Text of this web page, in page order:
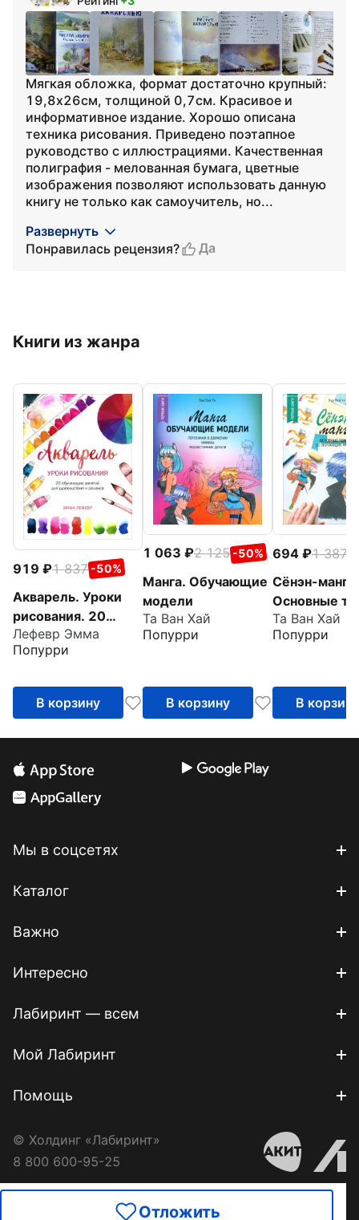
Отложить
Мягкая обложка, формат достаточно крупный:
19,8х26см, толщиной 0,7см. Красивое и
информативное издание. Хорошо описана
техника рисования. Приведено поэтапное
руководство с иллюстрациями. Качественная
полиграфия - мелованная бумага, цветные
изображения позволяют использовать данную
книгу не только как самоучитель, но...
Развернуть
Понравилась рецензия?
Да
Книги из жанра
919 1 837 -50%
Акварель. Уроки
рисования. 20
обучающих занятий
для удовольствия и
Лефевр Эмма
Попурри
В корзину
1 063 2 125 -50%
Манга. Обучающие
модели
Та Ван Хай
Попурри
В корзину
694 1 387
Сёнэн-манга.
Основные
Та Ван Хай
Попурри
В корзину
Мы в соцсетях
Каталог
Важно
Интересно
Лабиринт — всем
Мой Лабиринт
Помощь
© Холдинг «Лабиринт»
8 800 600-95-25